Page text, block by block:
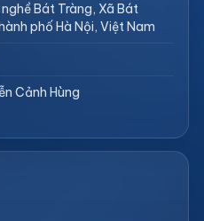
Bát Tràng, Xã Bát
phố Hà Nội, Việt Nam
Cảnh Hùng